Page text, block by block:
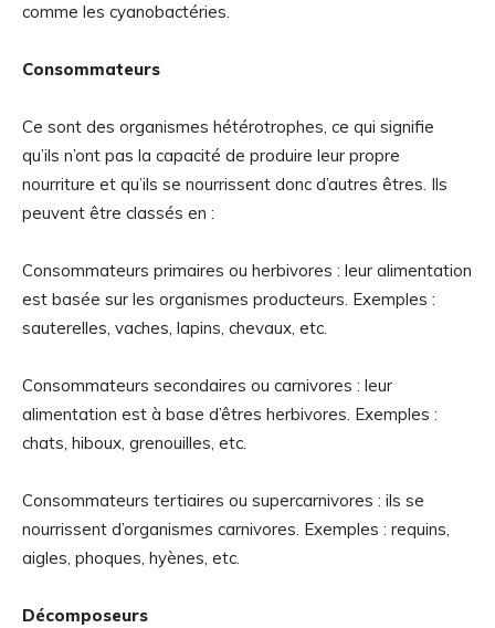
comme les cyanobactéries.
Consommateurs
Ce sont des organismes hétérotrophes, ce qui signifie
qu’ils n’ont pas la capacité de produire leur propre
nourriture et qu’ils se nourrissent donc d’autres êtres. Ils
peuvent être classés en :
Consommateurs primaires ou herbivores : leur alimentation
est basée sur les organismes producteurs. Exemples :
sauterelles, vaches, lapins, chevaux, etc.
Consommateurs secondaires ou carnivores : leur
alimentation est à base d’êtres herbivores. Exemples :
chats, hiboux, grenouilles, etc.
Consommateurs tertiaires ou supercarnivores : ils se
nourrissent d’organismes carnivores. Exemples : requins,
aigles, phoques, hyènes, etc.
Décomposeurs